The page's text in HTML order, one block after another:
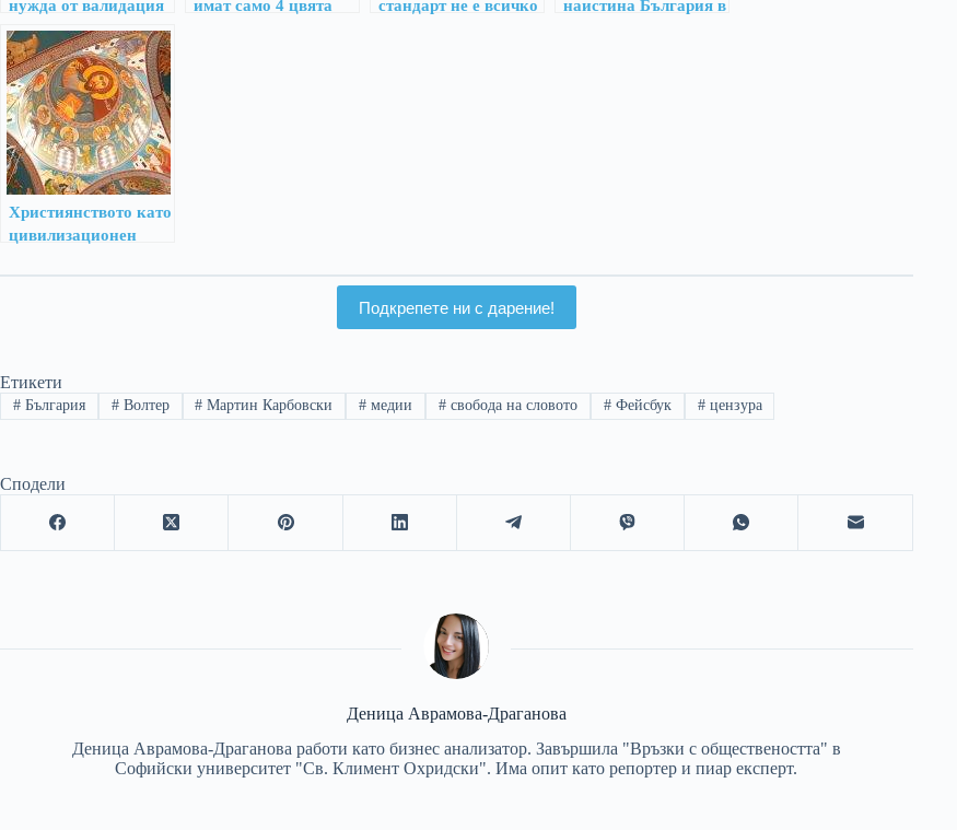
нужда от валидация
и лицемерие
имат само 4 цвята
стандарт не е всичко
наистина България в
Християнството като
цивилизационен
Подкрепете ни с дарение!
Етикети
#България #Волтер # Мартин Карбовски # медии # свобода на словото #Фейсбук #цензура
Сподели
Деница Аврамова-Драганова
Деница Аврамова-Драганова работи като бизнес анализатор. Завършила "Връзки с обществеността" в
Софийски университет "Св. Климент Охридски". Има опит като репортер и пиар експерт.